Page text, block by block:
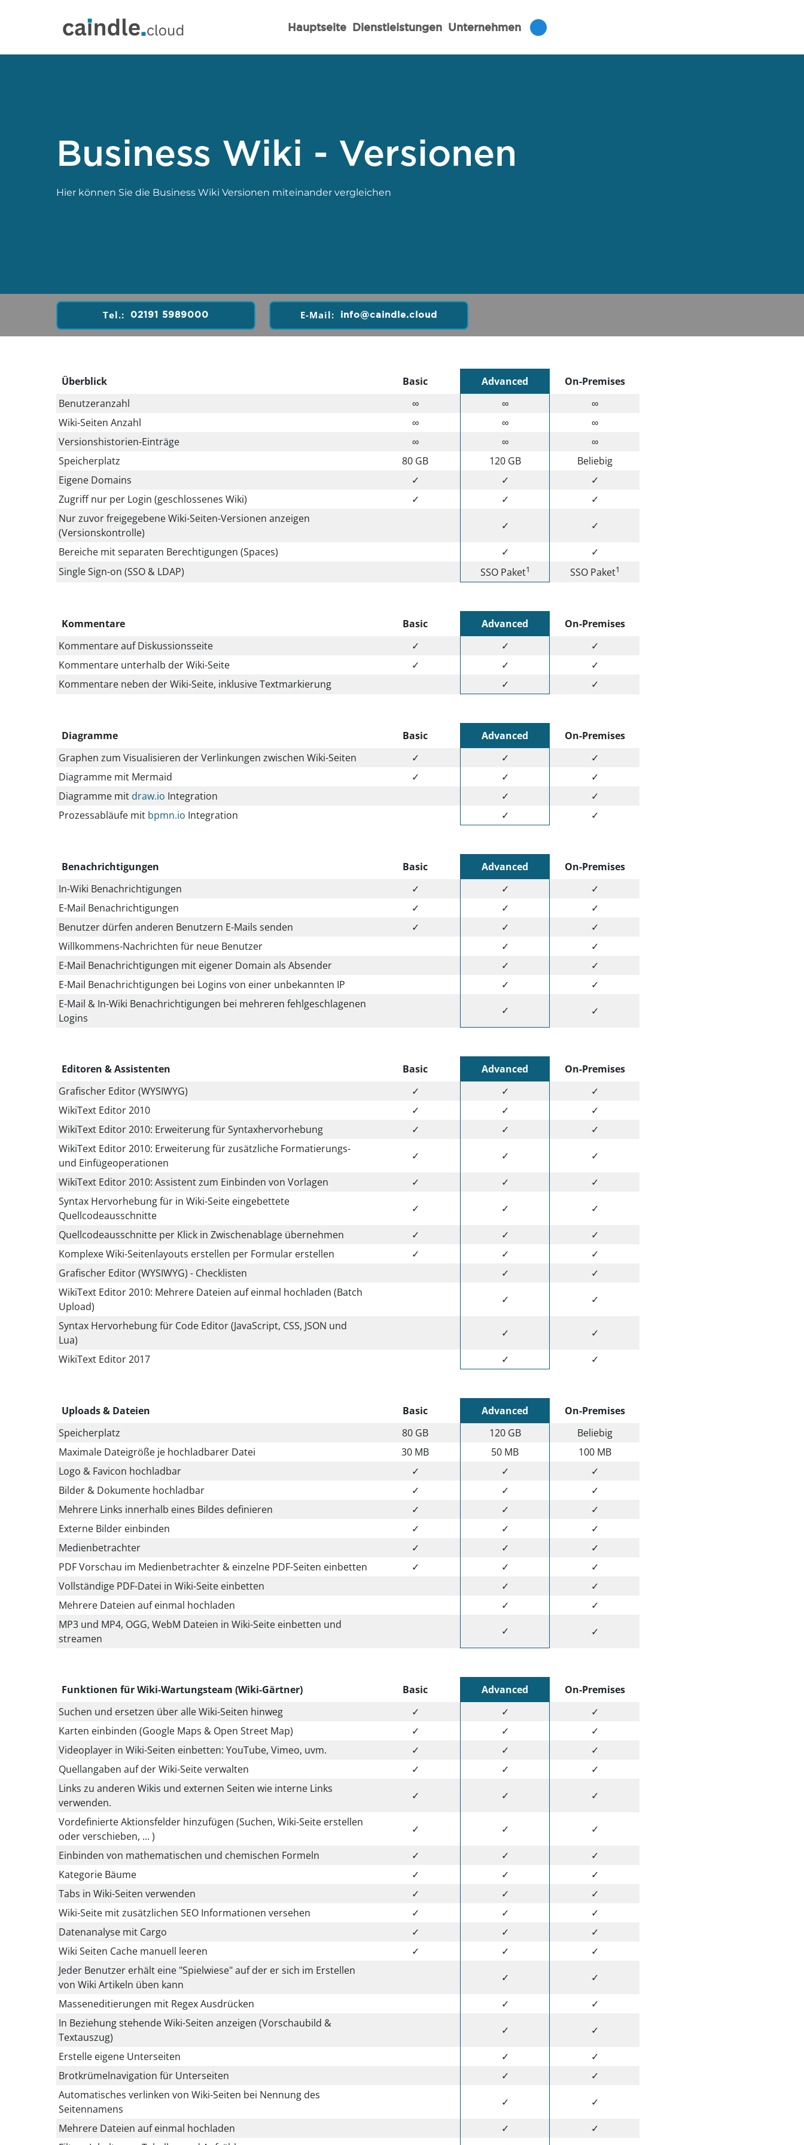
Hauptseite Dienstleistungen Unternehmen
Business Wiki - Versionen
Hier können Sie die Business Wiki Versionen miteinander vergleichen
Tel.:02191 5989000 E-Mail: info@caindle.cloud
Überblick Basic Advanced
On-Premises
Benutzeranzahl
∞ ∞
∞
Wiki-Seiten Anzahl
∞ ∞
∞
Versionshistorien-Einträge
∞ ∞
∞
Speicherplatz
80 GB 120 GB
Beliebig
Eigene Domains
✓ ✓
✓
Zugriff nur per Login (geschlossenes Wiki)
✓ ✓
✓
Nur zuvor freigegebene Wiki-Seiten-Versionen anzeigen
(Versionskontrolle)
✓
✓
Bereiche mit separaten Berechtigungen (Spaces)
✓
✓
Single Sign-on (SSO & LDAP)
SSO Paket1 SSO Paket1
Kommentare Basic Advanced
On-Premises
Kommentare auf Diskussionsseite
✓ ✓
✓
Kommentare unterhalb der Wiki-Seite
✓ ✓
✓
Kommentare neben der Wiki-Seite, inklusive Textmarkierung
✓ ✓
Diagramme Basic Advanced
On-Premises
Graphen zum Visualisieren der Verlinkungen zwischen Wiki-Seiten
✓ ✓
✓
Diagramme mit Mermaid
✓ ✓
✓
Diagramme mit draw.io Integration ✓
✓
Prozessabläufe mit bpmn.io Integration ✓ ✓
Benachrichtigungen Basic Advanced
On-Premises
In-Wiki Benachrichtigungen
✓ ✓
✓
E-Mail Benachrichtigungen
✓ ✓
✓
Benutzer dürfen anderen Benutzern E-Mails senden
✓ ✓
✓
Willkommens-Nachrichten für neue Benutzer
✓
✓
E-Mail Benachrichtigungen mit eigener Domain als Absender
✓
✓
E-Mail Benachrichtigungen bei Logins von einer unbekannten IP
✓
✓
E-Mail & In-Wiki Benachrichtigungen bei mehreren fehlgeschlagenen
Logins
✓ ✓
Editoren & Assistenten Basic Advanced
On-Premises
Grafischer Editor (WYSIWYG)
✓ ✓
✓
WikiText Editor 2010
✓ ✓
✓
WikiText Editor 2010: Erweiterung für Syntaxhervorhebung
✓ ✓
✓
WikiText Editor 2010: Erweiterung für zusätzliche Formatierungs-
und Einfügeoperationen
✓ ✓
✓
WikiText Editor 2010: Assistent zum Einbinden von Vorlagen
✓ ✓
✓
Syntax Hervorhebung für in Wiki-Seite eingebettete
Quellcodeausschnitte
✓ ✓
✓
Quellcodeausschnitte per Klick in Zwischenablage übernehmen
✓ ✓
✓
Komplexe Wiki-Seitenlayouts erstellen per Formular erstellen
✓ ✓
✓
Grafischer Editor (WYSIWYG) - Checklisten
✓
✓
WikiText Editor 2010: Mehrere Dateien auf einmal hochladen (Batch
Upload)
✓
✓
Syntax Hervorhebung für Code Editor (JavaScript, CSS, JSON und
Lua)
✓
✓
WikiText Editor 2017
✓ ✓
Uploads & Dateien Basic Advanced
On-Premises
Speicherplatz
80 GB 120 GB
Beliebig
Maximale Dateigröße je hochladbarer Datei
30 MB 50 MB
100 MB
Logo & Favicon hochladbar
✓ ✓
✓
Bilder & Dokumente hochladbar
✓ ✓
✓
Mehrere Links innerhalb eines Bildes definieren
✓ ✓
✓
Externe Bilder einbinden
✓ ✓
✓
Medienbetrachter
✓ ✓
✓
PDF Vorschau im Medienbetrachter & einzelne PDF-Seiten einbetten
✓ ✓
✓
Vollständige PDF-Datei in Wiki-Seite einbetten
✓
✓
Mehrere Dateien auf einmal hochladen
✓
✓
MP3 und MP4, OGG, WebM Dateien in Wiki-Seite einbetten und
streamen
✓ ✓
Funktionen für Wiki-Wartungsteam (Wiki-Gärtner) Basic Advanced
On-Premises
Suchen und ersetzen über alle Wiki-Seiten hinweg
✓ ✓
✓
Karten einbinden (Google Maps & Open Street Map)
✓ ✓
✓
Videoplayer in Wiki-Seiten einbetten: YouTube, Vimeo, uvm.
✓ ✓
✓
Quellangaben auf der Wiki-Seite verwalten
✓ ✓
✓
Links zu anderen Wikis und externen Seiten wie interne Links
verwenden.
✓ ✓
✓
Vordefinierte Aktionsfelder hinzufügen (Suchen, Wiki-Seite erstellen
oder verschieben, ... )
✓ ✓
✓
Einbinden von mathematischen und chemischen Formeln
✓ ✓
✓
Kategorie Bäume
✓ ✓
✓
Tabs in Wiki-Seiten verwenden
✓ ✓
✓
Wiki-Seite mit zusätzlichen SEO Informationen versehen
✓ ✓
✓
Datenanalyse mit Cargo
✓ ✓
✓
Wiki Seiten Cache manuell leeren
✓ ✓
✓
Jeder Benutzer erhält eine "Spielwiese" auf der er sich im Erstellen
von Wiki Artikeln üben kann
✓
✓
Masseneditierungen mit Regex Ausdrücken
✓
✓
In Beziehung stehende Wiki-Seiten anzeigen (Vorschaubild &
Textauszug)
✓
✓
Erstelle eigene Unterseiten
✓
✓
Brotkrümelnavigation für Unterseiten
✓
✓
Automatisches verlinken von Wiki-Seiten bei Nennung des
Seitennamens
✓
✓
Mehrere Dateien auf einmal hochladen
✓
✓